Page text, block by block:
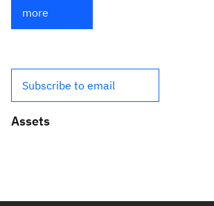
more
Subscribe to email
Assets